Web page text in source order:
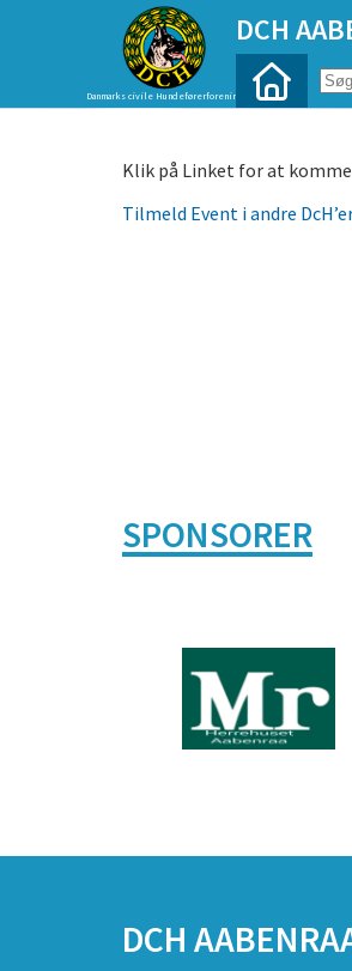
DCH
Danmarks civile Hundeførerforening
Klik på Linket for at komme
Tilmeld Event i andre
SPONSORER
DCH